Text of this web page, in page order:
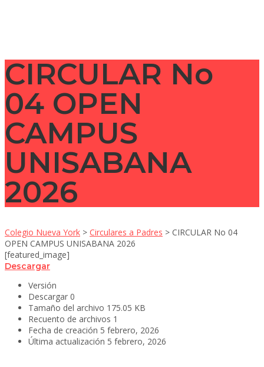
CIRCULAR No
04 OPEN
CAMPUS
UNISABANA
2026
Colegio Nueva York > Circulares a Padres > CIRCULAR No 04
OPEN CAMPUS UNISABANA 2026
[featured_image]
Descargar
Versión
Descargar 0
Tamaño del archivo 175.05 KB
Recuento de archivos 1
Fecha de creación 5 febrero, 2026
Última actualización 5 febrero, 2026